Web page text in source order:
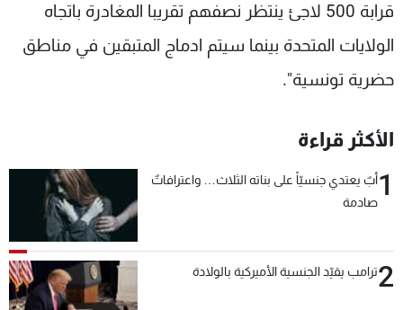
قرابة 500 لاجئ ينتظر نصفهم تقريبا المغادرة باتجاه
الولايات المتحدة بينما سيتم ادماج المتبقين في مناطق
حضرية تونسية".
الأكثر قراءة
1أبٌ يعتدي جنسيّاً على بناته الثلاث… واعترافاتٌ
صادمة
2ترامب يقيّد الجنسية الأميركية بالولادة